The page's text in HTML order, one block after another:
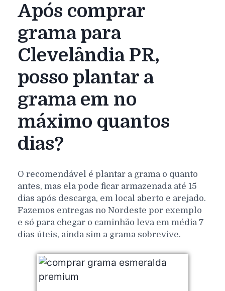
Após comprar
grama para
Clevelândia PR,
posso plantar a
grama em no
máximo quantos
dias?
O recomendável é plantar a grama o quanto
antes, mas ela pode ficar armazenada até 15
dias após descarga, em local aberto e arejado.
Fazemos entregas no Nordeste por exemplo
e só para chegar o caminhão leva em média 7
dias úteis, ainda sim a grama sobrevive.